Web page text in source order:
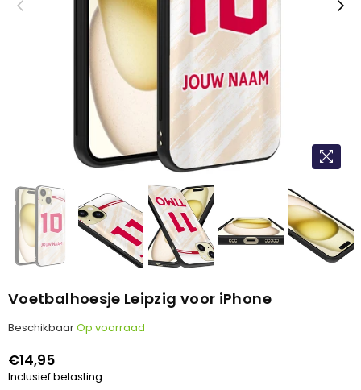
Voetbalhoesje Leipzig voor iPhone
BeschikbaarOp voorraad
Normale
prijs
€14,95
Inclusief belasting.